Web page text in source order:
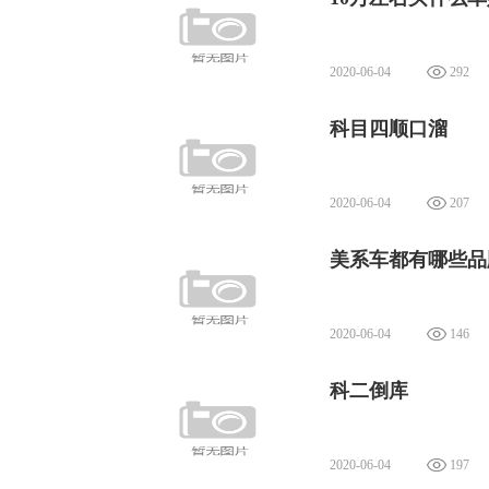
2020-06-04 292
科目四顺口溜
2020-06-04 207
美系车都有哪些
2020-06-04 146
科二倒库
2020-06-04 197